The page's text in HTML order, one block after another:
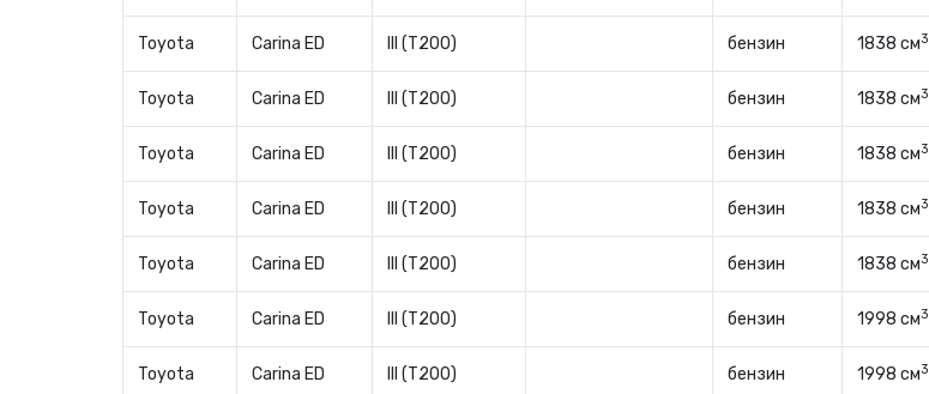
Toyota Carina ED III (T200) бензин 1838 см3
Toyota Carina ED III (T200) бензин 1838 см3
Toyota Carina ED III (T200) бензин 1838 см3
Toyota Carina ED III (T200) бензин 1838 см3
Toyota Carina ED III (T200) бензин 1838 см3
Toyota Carina ED III (T200) бензин 1998 см3
Toyota Carina ED III (T200) бензин 1998 см3